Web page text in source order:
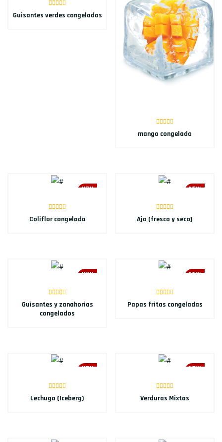
Guisantes verdes congelados
mango congelado
NEW
Coliflor congelada
NEW
Ajo (fresco y seco)
NEW
Guisantes y zanahorias
congelados
NEW
Papas fritas congeladas
NEW
Lechuga (Iceberg)
NEW
Verduras Mixtas